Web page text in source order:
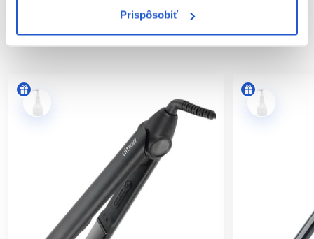
Prispôsobiť
SÚVISIACE PRODUKTY